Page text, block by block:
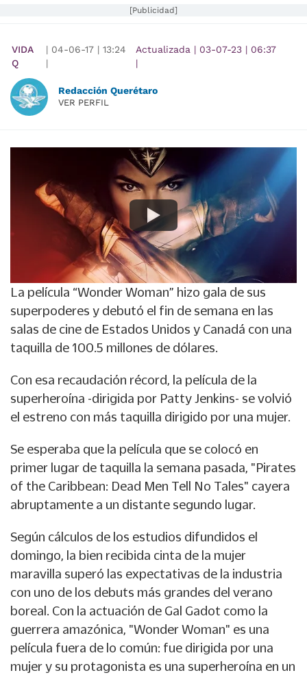
[Publicidad]
VIDA
Q
| 04-06-17 |13:24
|
Actualizada | 03-07-23 | 06:37
|
Redacción Querétaro
VER PERFIL
La película “Wonder Woman” hizo gala de sus
superpoderes y debutó el fin de semana en las
salas de cine de Estados Unidos y Canadá con una
taquilla de 100.5 millones de dólares.
Con esa recaudación récord, la película de la
superheroína -dirigida por Patty Jenkins- se volvió
el estreno con más taquilla dirigido por una mujer.
Se esperaba que la película que se colocó en
primer lugar de taquilla la semana pasada, "Pirates
of the Caribbean: Dead Men Tell No Tales" cayera
abruptamente a un distante segundo lugar.
Según cálculos de los estudios difundidos el
domingo, la bien recibida cinta de la mujer
maravilla superó las expectativas de la industria
con uno de los debuts más grandes del verano
boreal. Con la actuación de Gal Gadot como la
guerrera amazónica, "Wonder Woman" es una
película fuera de lo común: fue dirigida por una
mujer y su protagonista es una superheroína en un